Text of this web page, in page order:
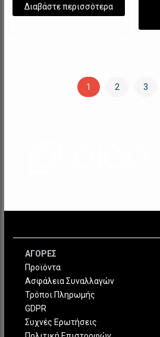
Διαβάστε περισσότερα
1 2 3
ΑΓΟΡΕΣ
Προϊόντα
Ασφάλεια Συναλλαγών
Τρόποι Πληρωμής
GDPR
Συχνές Ερωτήσεις